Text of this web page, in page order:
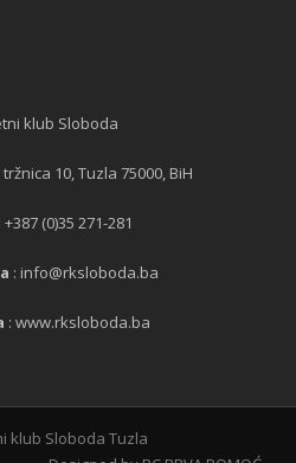
klub Sloboda
10, Tuzla 75000, BiH
: +387 (0)35 271-281
: info@rksloboda.ba
: www.rksloboda.ba
klub Sloboda Tuzla